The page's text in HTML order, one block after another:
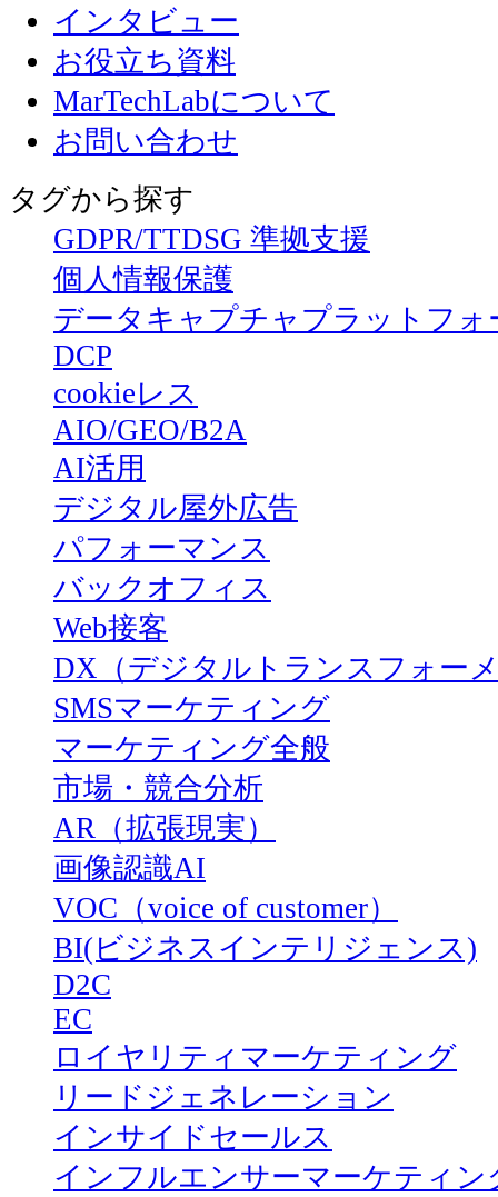
インタビュー
お役立ち資料
MarTechLabについて
お問い合わせ
タグから探す
GDPR/TTDSG 準拠支援
個人情報保護
データキャプチャプラットフォ
DCP
cookieレス
AIO/GEO/B2A
AI活用
デジタル屋外広告
パフォーマンス
バックオフィス
Web接客
DX（デジタルトランスフォー
SMSマーケティング
マーケティング全般
市場・競合分析
AR（拡張現実）
画像認識AI
VOC（voice of customer）
BI(ビジネスインテリジェンス)
D2C
EC
ロイヤリティマーケティング
リードジェネレーション
インサイドセールス
インフルエンサーマーケティン